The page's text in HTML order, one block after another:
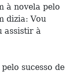
à novela pelo
dizia: Vou
assistir à
sucesso de